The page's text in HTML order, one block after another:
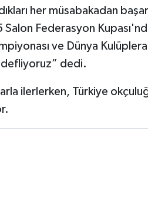
her müsabakadan
Salon Federasyon
ve Dünya
dedi.
ilerlerken, Türkiye